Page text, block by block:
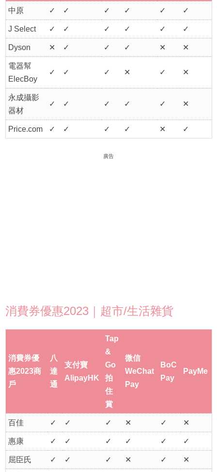
中原 ✓ ✓ ✓ ✓ ✓ ✓
J Select ✓ ✓ ✓ ✓ ✓ ✓
Dyson ✕ ✓ ✓ ✓ ✕ ✕
電器幫
ElecBoy
✓ ✓ ✓ ✕ ✓ ✕
永成攝影
器材
✓ ✓ ✓ ✓ ✓ ✕
Price.com ✓ ✓ ✓ ✓ ✕ ✓
廣告
消費券優惠2023｜超市/生活雜貨
消費券優
惠2023商
戶
八
達
通
支付寶
AlipayHK
Tap
&
Go
拍
住
賞
微信
WeChat
Pay
BoC
Pay
PayMe
百佳 ✓ ✓ ✓ ✕ ✓ ✕
惠康 ✓ ✓ ✓ ✓ ✓ ✓
屈臣氏 ✓ ✓ ✓ ✕ ✓ ✕